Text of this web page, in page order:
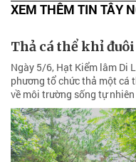
XEM THÊM TIN TÂY
Thả cá thể khỉ
Ngày 5/6, Hạt Kiểm lâm Di
phương tổ chức thả một cá
về môi trường sống tự